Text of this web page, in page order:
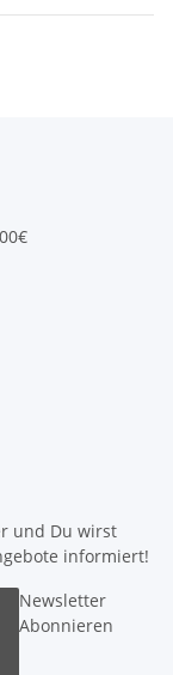
und Du wirst
informiert!
Newsletter
Abonnieren